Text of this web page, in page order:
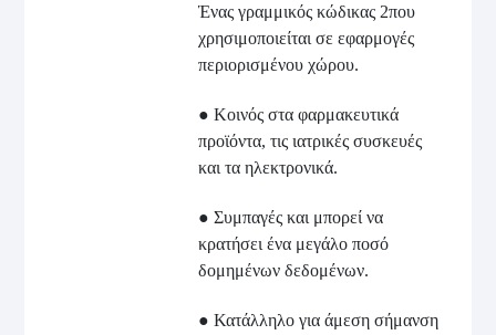
Ένας γραμμικός κώδικας 2που
χρησιμοποιείται σε εφαρμογές
περιορισμένου χώρου.
● Κοινός στα φαρμακευτικά
προϊόντα, τις ιατρικές συσκευές
και τα ηλεκτρονικά.
● Συμπαγές και μπορεί να
κρατήσει ένα μεγάλο ποσό
δομημένων δεδομένων.
● Κατάλληλο για άμεση σήμανση